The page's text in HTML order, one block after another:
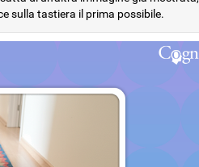
sulla tastiera il prima possibile.